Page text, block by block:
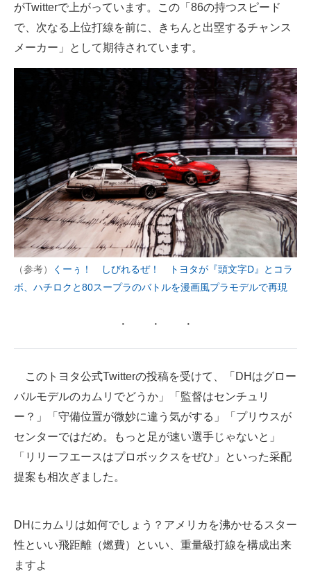
がTwitterで上がっています。この「86の持つスピード
で、次なる上位打線を前に、きちんと出塁するチャンス
メーカー」として期待されています。
（参考）
くーぅ！ しびれるぜ！ トヨタが『頭文字D』とコラ
ボ、ハチロクと80スープラのバトルを漫画風プラモデルで再現
このトヨタ公式Twitterの投稿を受けて、「DHはグロー
バルモデルのカムリでどうか」「監督はセンチュリ
ー？」「守備位置が微妙に違う気がする」「プリウスが
センターではだめ。もっと足が速い選手じゃないと」
「リリーフエースはプロボックスをぜひ」といった采配
提案も相次ぎました。
DHにカムリは如何でしょう？アメリカを沸かせるスター
性といい飛距離（燃費）といい、重量級打線を構成出来
ますよ